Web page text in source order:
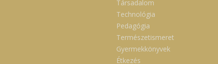
amely kiváló. Vitaminokban (A, C) és
ásványi anyagokban (kalcium, vas)
gazdag, emellett segíti az emésztést és
támogatja az immunrendszert. A mustár
mikrozöld főbb jellemzői: Íz és aroma:
Kifejezetten intenzív, fűszeres, csípős, a
Társadalom
Technológia
Pedagógia
Természetismeret
Gyermekkönyvek
Étkezés